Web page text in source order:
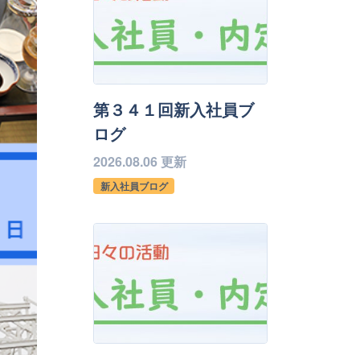
第３４１回新入社員ブ
ログ
2026.08.06 更新
新入社員ブログ